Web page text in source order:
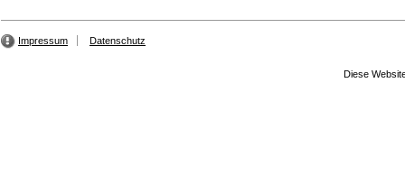
Impressum Datenschutz
Diese